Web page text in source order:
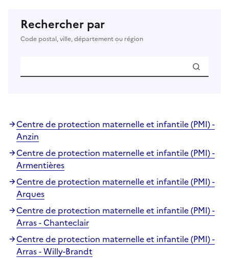
Rechercher par
Code postal, ville, département ou région
Centre de protection maternelle et infantile (PMI) -
Anzin
Centre de protection maternelle et infantile (PMI) -
Armentières
Centre de protection maternelle et infantile (PMI) -
Arques
Centre de protection maternelle et infantile (PMI) -
Arras - Chanteclair
Centre de protection maternelle et infantile (PMI) -
Arras - Willy-Brandt